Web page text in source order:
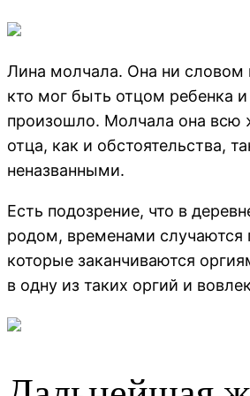
Лина молчала. Она ни словом
кто мог быть отцом ребенка и
произошло. Молчала она всю
отца, как и обстоятельства,
неназванными.
Есть подозрение, что в
родом, временами случаются
которые заканчиваются
в одну из таких оргий и